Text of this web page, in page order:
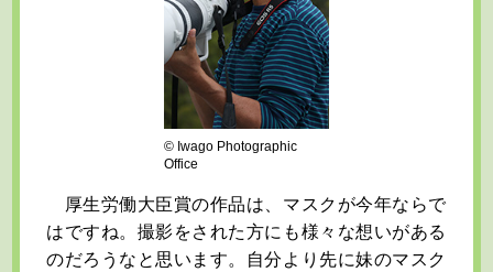
© Iwago Photographic
Office
厚生労働大臣賞の作品は、マスクが今年ならで
はですね。撮影をされた方にも様々な想いがある
のだろうなと思います。自分より先に妹のマスク